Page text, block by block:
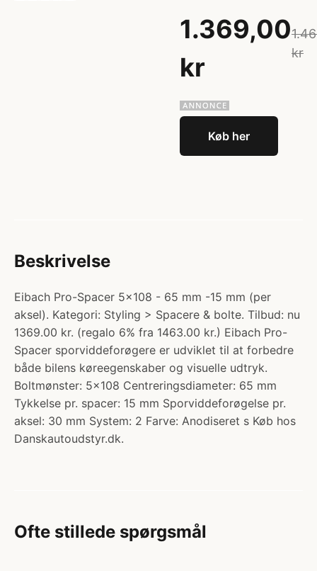
1.369,00
kr
kr
Køb her
Beskrivelse
Eibach Pro-Spacer 5x108 - 65 mm -15 mm (per
aksel). Kategori: Styling > Spacere & bolte. Tilbud: nu
1369.00 kr. (regalo 6% fra 1463.00 kr.) Eibach Pro-
Spacer sporviddeforøgere er udviklet til at forbedre
både bilens køreegenskaber og visuelle udtryk.
Boltmønster: 5x108 Centreringsdiameter: 65 mm
Tykkelse pr. spacer: 15 mm Sporviddeforøgelse pr.
aksel: 30 mm System: 2 Farve: Anodiseret s Køb hos
Danskautoudstyr.dk.
Ofte stillede spørgsmål